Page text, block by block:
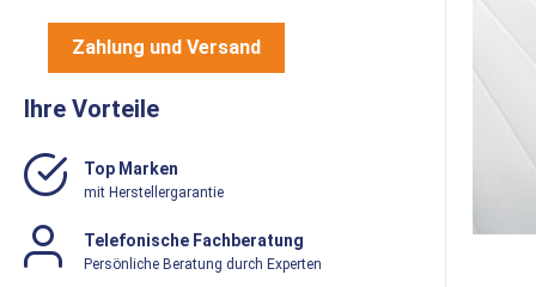
Zahlung und Versand
Ihre Vorteile
Top Marken
mit Herstellergarantie
Telefonische Fachberatung
Persönliche Beratung durch Experten